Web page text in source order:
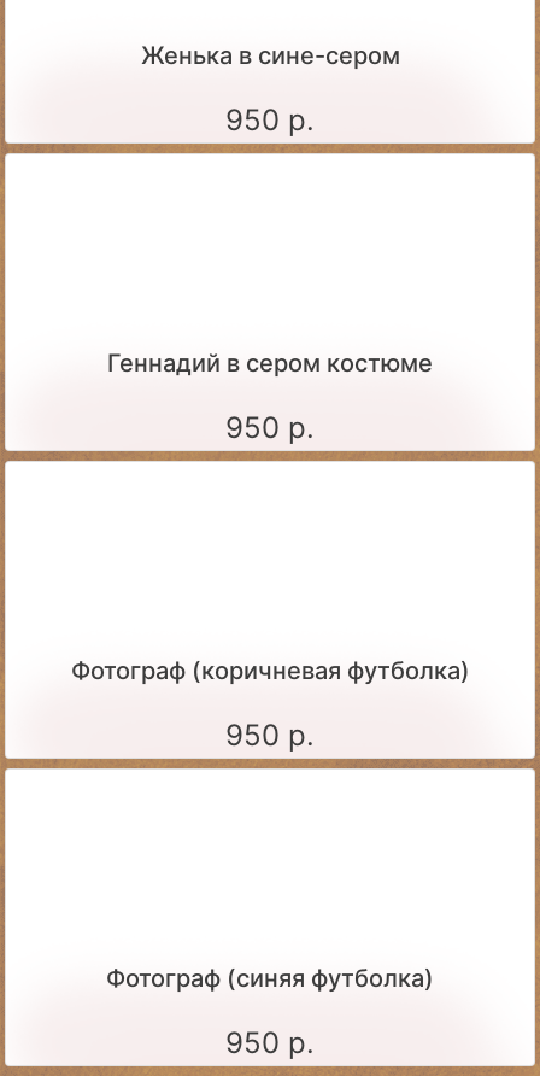
Женька в сине-сером
950 р.
Геннадий в сером костюме
950 р.
Фотограф (коричневая футболка)
950 р.
Фотограф (синяя футболка)
950 р.